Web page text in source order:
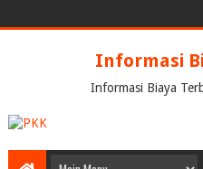
Informasi
Informasi Biaya